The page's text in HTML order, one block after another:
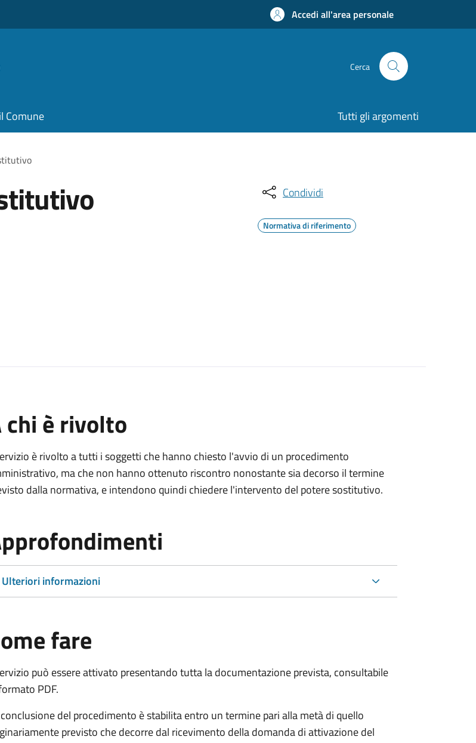
Accedi all'area personale
Cerca
Comune Tutti gli argomenti
Condividi
Normativa di riferimento
chi è rivolto
è rivolto a tutti i soggetti che hanno chiesto l'avvio di un procedimento
ma che non hanno ottenuto riscontro nonostante sia decorso il termine
dalla normativa, e intendono quindi chiedere l'intervento del potere sostitutivo.
Ulteriori informazioni
fare
può essere attivato presentando tutta la documentazione prevista, consultabile
PDF.
del procedimento è stabilita entro un termine pari alla metà di quello
previsto che decorre dal ricevimento della domanda di attivazione del